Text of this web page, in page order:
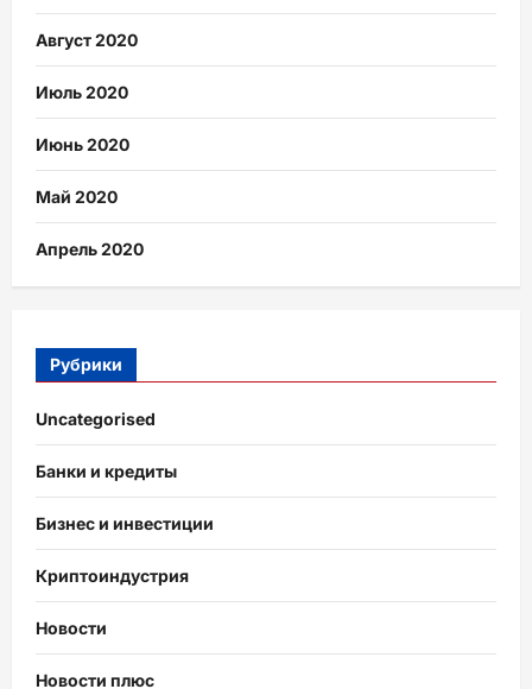
Август 2020
Июль 2020
Июнь 2020
Май 2020
Апрель 2020
Рубрики
Uncategorised
Банки и кредиты
Бизнес и инвестиции
Криптоиндустрия
Новости
Новости плюс